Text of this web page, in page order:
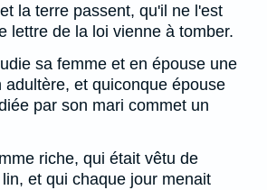
la terre passent, qu'il ne l'est
lettre de la loi vienne à tomber.
sa femme et en épouse une
adultère, et quiconque épouse
par son mari commet un
riche, qui était vêtu de
et qui chaque jour menait